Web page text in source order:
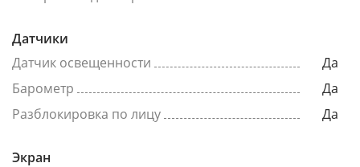
Датчики
Датчик освещенности
Да
Барометр
Да
Разблокировка по лицу
Да
Экран